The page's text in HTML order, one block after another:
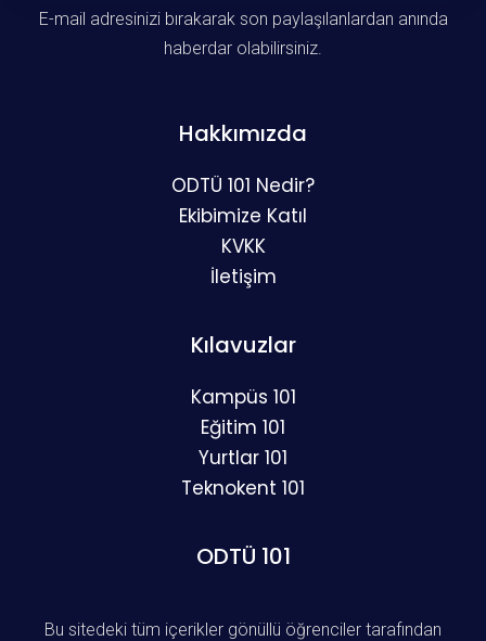
E-mail adresinizi bırakarak son paylaşılanlardan anında
haberdar olabilirsiniz.
Hakkımızda
ODTÜ 101 Nedir?
Ekibimize Katıl
KVKK
İletişim
Kılavuzlar
Kampüs 101
Eğitim 101
Yurtlar 101
Teknokent 101
ODTÜ 101
Bu sitedeki tüm içerikler gönüllü öğrenciler tarafından